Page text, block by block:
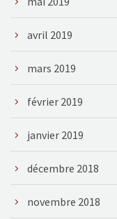
avril 2019
mars 2019
février 2019
janvier 2019
décembre 2018
novembre 2018